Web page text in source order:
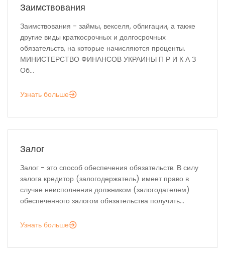
Заимствования
Заимствования - займы, векселя, облигации, а также
другие виды краткосрочных и долгосрочных
обязательств, на которые начисляются проценты.
МИНИСТЕРСТВО ФИНАНСОВ УКРАИНЫ П Р И К А З
Об...
Узнать больше
Залог
Залог - это способ обеспечения обязательств. В силу
залога кредитор (залогодержатель) имеет право в
случае неисполнения должником (залогодателем)
обеспеченного залогом обязательства получить...
Узнать больше